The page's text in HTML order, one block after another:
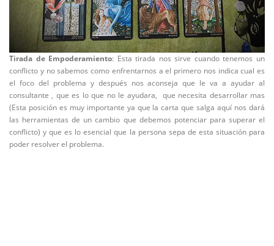
Tirada de Empoderamiento: Esta tirada nos sirve cuando tenemos un
conflicto y no sabemos como enfrentarnos a el primero nos indica cual es
el foco del problema y después nos aconseja que le va a ayudar al
consultante , que es lo que no le ayudara, que necesita desarrollar mas
(Esta posición es muy importante ya que la carta que salga aquí nos dará
las herramientas de un cambio que debemos potenciar para superar el
conflicto) y que es lo esencial que la persona sepa de esta situación para
poder resolver el problema.